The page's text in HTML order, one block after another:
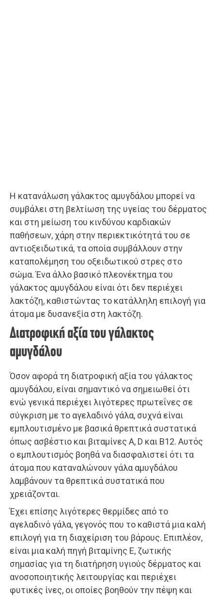
Η κατανάλωση γάλακτος αμυγδάλου μπορεί να
συμβάλει στη βελτίωση της υγείας του δέρματος
και στη μείωση του κινδύνου καρδιακών
παθήσεων, χάρη στην περιεκτικότητά του σε
αντιοξειδωτικά, τα οποία συμβάλλουν στην
καταπολέμηση του οξειδωτικού στρες στο
σώμα. Ένα άλλο βασικό πλεονέκτημα του
γάλακτος αμυγδάλου είναι ότι δεν περιέχει
λακτόζη, καθιστώντας το κατάλληλη επιλογή για
άτομα με δυσανεξία στη λακτόζη.
Διατροφική αξία του γάλακτος
αμυγδάλου
Όσον αφορά τη διατροφική αξία του γάλακτος
αμυγδάλου, είναι σημαντικό να σημειωθεί ότι
ενώ γενικά περιέχει λιγότερες πρωτεΐνες σε
σύγκριση με το αγελαδινό γάλα, συχνά είναι
εμπλουτισμένο με βασικά θρεπτικά συστατικά
όπως ασβέστιο και βιταμίνες Α, D και Β12. Αυτός
ο εμπλουτισμός βοηθά να διασφαλιστεί ότι τα
άτομα που καταναλώνουν γάλα αμυγδάλου
λαμβάνουν τα θρεπτικά συστατικά που
χρειάζονται.
Έχει επίσης λιγότερες θερμίδες από το
αγελαδινό γάλα, γεγονός που το καθιστά μια καλή
επιλογή για τη διαχείριση του βάρους. Επιπλέον,
είναι μια καλή πηγή βιταμίνης Ε, ζωτικής
σημασίας για τη διατήρηση υγιούς δέρματος και
ανοσοποιητικής λειτουργίας και περιέχει
φυτικές ίνες, οι οποίες βοηθούν την πέψη και